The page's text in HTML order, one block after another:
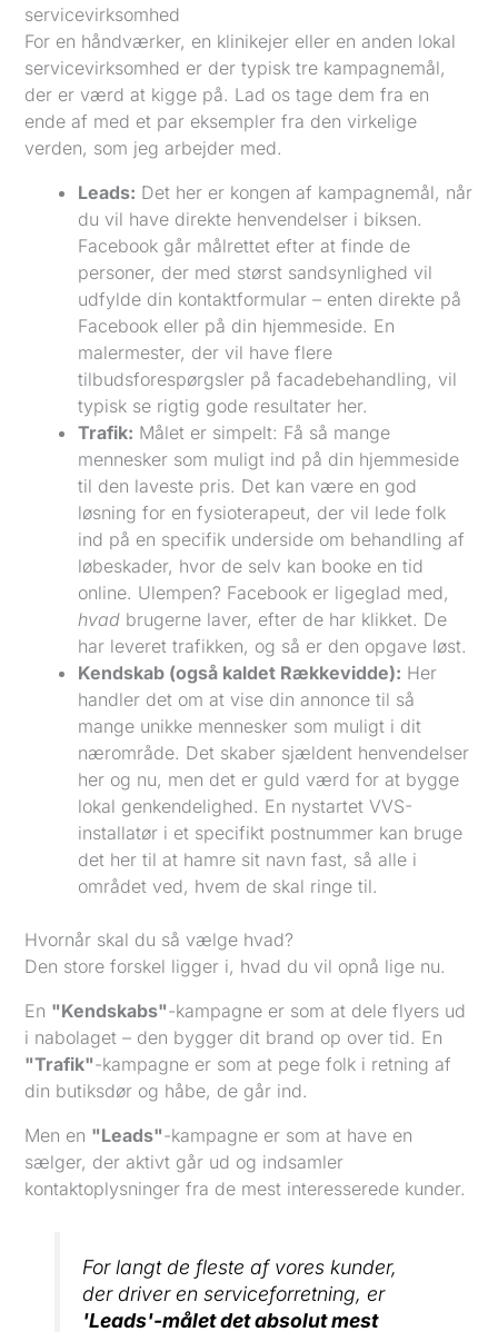
servicevirksomhed
For en håndværker, en klinikejer eller en anden lokal
servicevirksomhed er der typisk tre kampagnemål,
der er værd at kigge på. Lad os tage dem fra en
ende af med et par eksempler fra den virkelige
verden, som jeg arbejder med.
Leads: Det her er kongen af kampagnemål, når
du vil have direkte henvendelser i biksen.
Facebook går målrettet efter at finde de
personer, der med størst sandsynlighed vil
udfylde din kontaktformular – enten direkte på
Facebook eller på din hjemmeside. En
malermester, der vil have flere
tilbudsforespørgsler på facadebehandling, vil
typisk se rigtig gode resultater her.
Trafik: Målet er simpelt: Få så mange
mennesker som muligt ind på din hjemmeside
til den laveste pris. Det kan være en god
løsning for en fysioterapeut, der vil lede folk
ind på en specifik underside om behandling af
løbeskader, hvor de selv kan booke en tid
online. Ulempen? Facebook er ligeglad med,
hvad brugerne laver, efter de har klikket. De
har leveret trafikken, og så er den opgave løst.
Kendskab (også kaldet Rækkevidde): Her
handler det om at vise din annonce til så
mange unikke mennesker som muligt i dit
nærområde. Det skaber sjældent henvendelser
her og nu, men det er guld værd for at bygge
lokal genkendelighed. En nystartet VVS-
installatør i et specifikt postnummer kan bruge
det her til at hamre sit navn fast, så alle i
området ved, hvem de skal ringe til.
Hvornår skal du så vælge hvad?
Den store forskel ligger i, hvad du vil opnå lige nu.
En "Kendskabs"-kampagne er som at dele flyers ud
i nabolaget – den bygger dit brand op over tid. En
"Trafik"-kampagne er som at pege folk i retning af
din butiksdør og håbe, de går ind.
Men en "Leads"-kampagne er som at have en
sælger, der aktivt går ud og indsamler
kontaktoplysninger fra de mest interesserede kunder.
For langt de fleste af vores kunder,
der driver en serviceforretning, er
'Leads'-målet det absolut mest